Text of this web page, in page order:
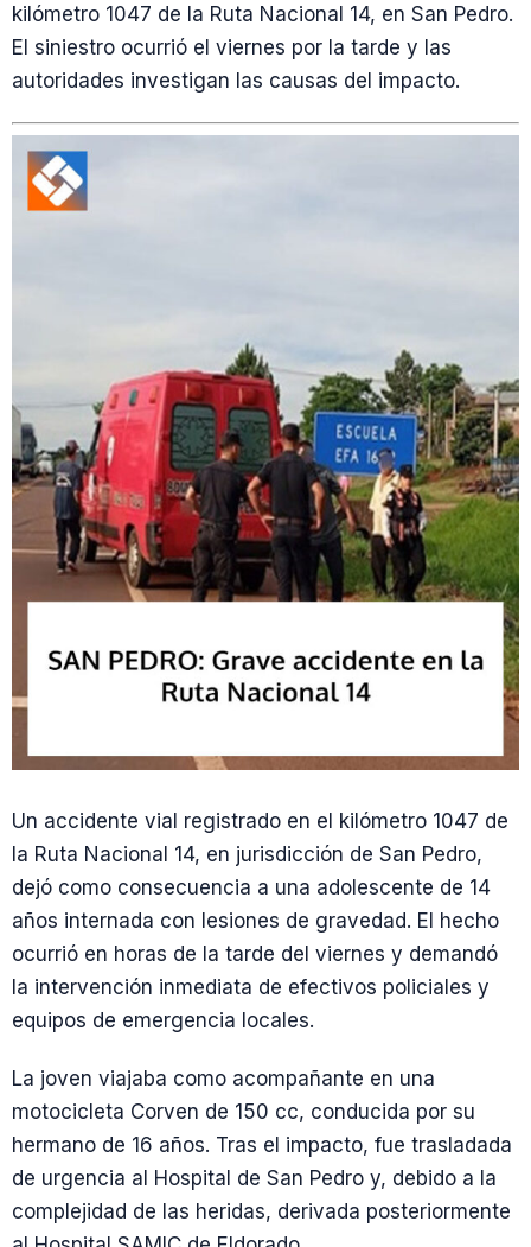
kilómetro 1047 de la Ruta Nacional 14, en San Pedro.
El siniestro ocurrió el viernes por la tarde y las
autoridades investigan las causas del impacto.
Un accidente vial registrado en el kilómetro 1047 de
la Ruta Nacional 14, en jurisdicción de San Pedro,
dejó como consecuencia a una adolescente de 14
años internada con lesiones de gravedad. El hecho
ocurrió en horas de la tarde del viernes y demandó
la intervención inmediata de efectivos policiales y
equipos de emergencia locales.
La joven viajaba como acompañante en una
motocicleta Corven de 150 cc, conducida por su
hermano de 16 años. Tras el impacto, fue trasladada
de urgencia al Hospital de San Pedro y, debido a la
complejidad de las heridas, derivada posteriormente